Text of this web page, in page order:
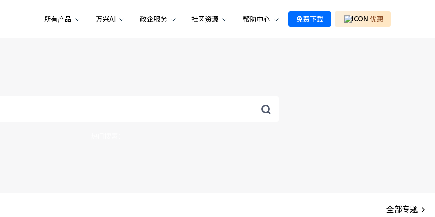
所有产品 万兴AI 政企服务 社区资源 帮助中心 免费下载 优惠
全部专题